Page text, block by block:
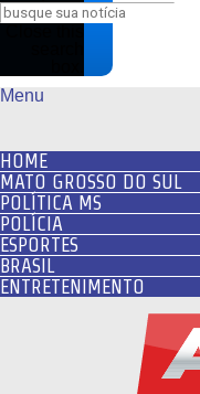
Menu
HOME
MATO GROSSO DO SUL
POLÍTICA MS
POLÍCIA
ESPORTES
BRASIL
ENTRETENIMENTO